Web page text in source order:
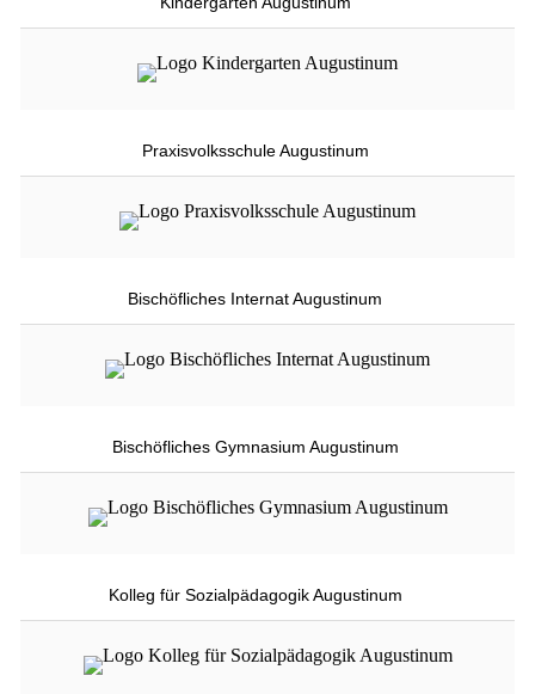
Praxisvolksschule Augustinum
Bischöfliches Internat Augustinum
Bischöfliches Gymnasium Augustinum
Kolleg für Sozialpädagogik Augustinum